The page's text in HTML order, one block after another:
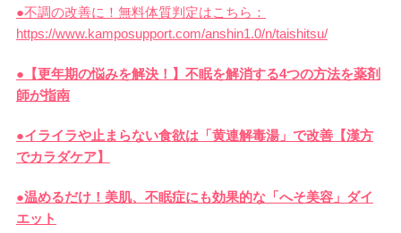
●不調の改善に！無料体質判定はこちら：
https://www.kamposupport.com/anshin1.0/n/taishitsu/
●【更年期の悩みを解決！】不眠を解消する4つの方法を薬剤
師が指南
●イライラや止まらない食欲は「黄連解毒湯」で改善【漢方
でカラダケア】
●温めるだけ！美肌、不眠症にも効果的な「へそ美容」ダイ
エット